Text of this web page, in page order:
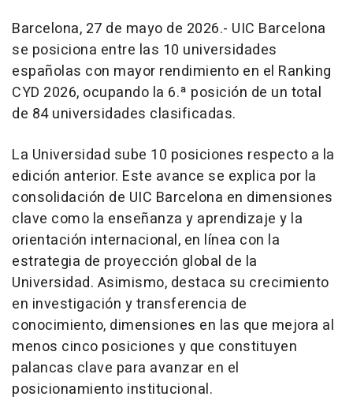
Barcelona, 27 de mayo de 2026.- UIC Barcelona
se posiciona entre las 10 universidades
españolas con mayor rendimiento en el Ranking
CYD 2026, ocupando la 6.ª posición de un total
de 84 universidades clasificadas.
La Universidad sube 10 posiciones respecto a la
edición anterior. Este avance se explica por la
consolidación de UIC Barcelona en dimensiones
clave como la enseñanza y aprendizaje y la
orientación internacional, en línea con la
estrategia de proyección global de la
Universidad. Asimismo, destaca su crecimiento
en investigación y transferencia de
conocimiento, dimensiones en las que mejora al
menos cinco posiciones y que constituyen
palancas clave para avanzar en el
posicionamiento institucional.